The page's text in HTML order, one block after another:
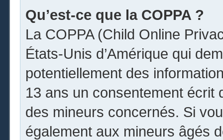
Qu’est-ce que la COPPA ?
La COPPA (Child Online
États-Unis d’Amérique qui
potentiellement des
13 ans un consentement écrit
des mineurs concernés. Si
également aux mineurs âgés